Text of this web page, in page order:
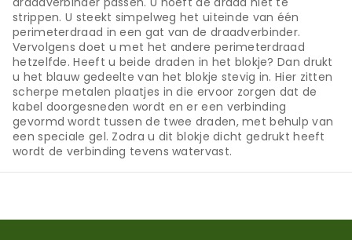
strippen. U steekt simpelweg het uiteinde van één
perimeterdraad in een gat van de draadverbinder.
Vervolgens doet u met het andere perimeterdraad
hetzelfde. Heeft u beide draden in het blokje? Dan drukt
u het blauw gedeelte van het blokje stevig in. Hier zitten
scherpe metalen plaatjes in die ervoor zorgen dat de
kabel doorgesneden wordt en er een verbinding
gevormd wordt tussen de twee draden, met behulp van
een speciale gel. Zodra u dit blokje dicht gedrukt heeft
wordt de verbinding tevens watervast.